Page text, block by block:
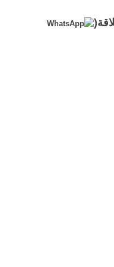
رائعة. تشتمل اختيارات